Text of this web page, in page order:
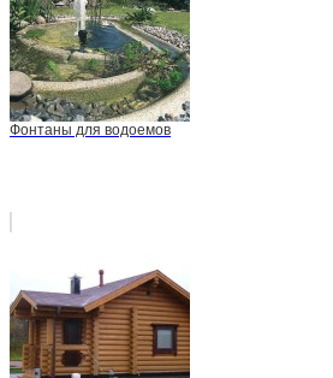
Фонтаны для водоемов